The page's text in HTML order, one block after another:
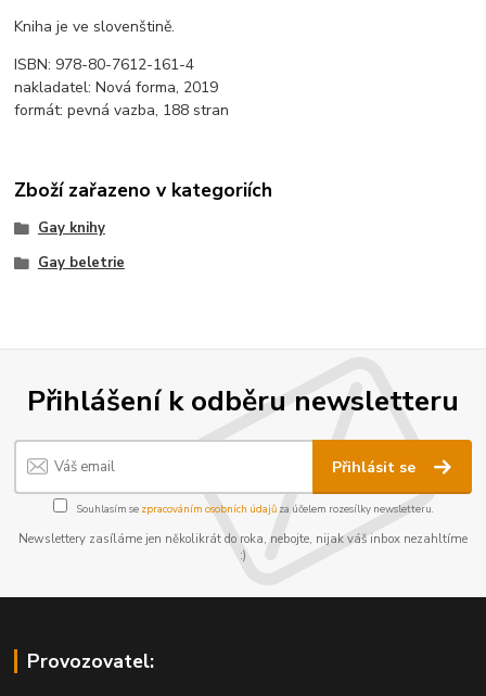
Kniha je ve slovenštině.
ISBN: 978-80-7612-161-4
nakladatel: Nová forma, 2019
formát: pevná vazba, 188 stran
Zboží zařazeno v kategoriích
Gay knihy
Gay beletrie
Přihlášení k odběru newsletteru
Přihlásit se
Souhlasím se zpracováním osobních údajůza účelem rozesílky newsletteru.
Newslettery zasíláme jen několikrát do roka, nebojte, nijak váš inbox nezahltíme
:)
Provozovatel: